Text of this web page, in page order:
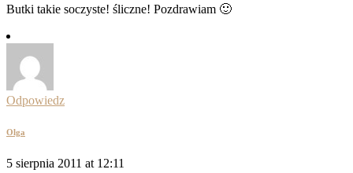
Butki takie soczyste! śliczne! Pozdrawiam 🙂
Odpowiedz
Olga
5 sierpnia 2011 at 12:11